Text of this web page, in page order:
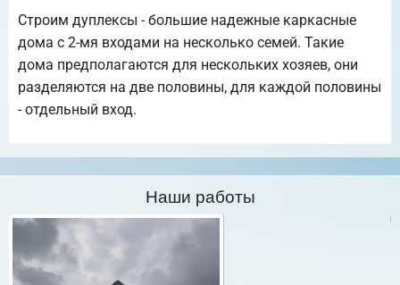
Строим дуплексы - большие надежные каркасные
дома с 2-мя входами на несколько семей. Такие
дома предполагаются для нескольких хозяев, они
разделяются на две половины, для каждой половины
- отдельный вход.
Наши работы